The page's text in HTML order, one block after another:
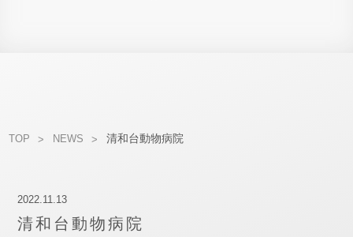
TOP NEWS 清和台動物病院
2022.11.13
清和台動物病院